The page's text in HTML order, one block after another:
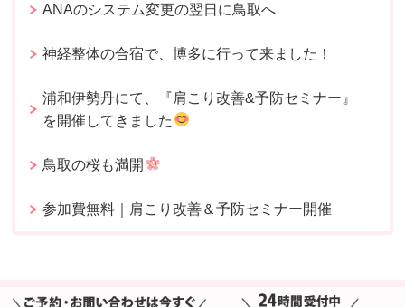
ANAのシステム変更の翌日に鳥取へ
神経整体の合宿で、博多に行って来ました！
浦和伊勢丹にて、『肩こり改善&予防セミナー』
を開催してきました
鳥取の桜も満開
参加費無料｜肩こり改善＆予防セミナー開催